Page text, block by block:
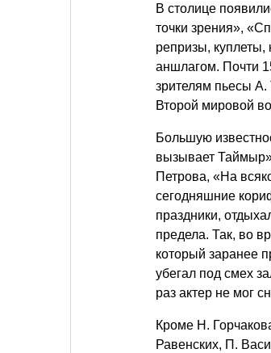
В столице
точки зрения»,
репризы,
аншлагом. Почти
зрителям пьесы
Второй мировой
Большую
вызывает
Петрова, «На
сегодняшние
праздники,
предела. Так, во
который заранее
убегал под смех
раз актер не мог
Кроме Н.
Равенских, П.